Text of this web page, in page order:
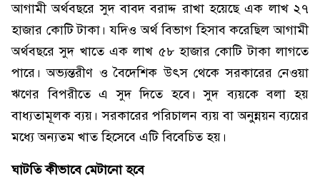
আগামী অর্থবছরে সুদ বাবদ বরাদ্দ রাখা হয়েছে এক লাখ ২৭
হাজার কোটি টাকা। যদিও অর্থ বিভাগ হিসাব করেছিল আগামী
অর্থবছরে সুদ খাতে এক লাখ ৫৮ হাজার কোটি টাকা লাগতে
পারে। অভ্যন্তরীণ ও বৈদেশিক উৎস থেকে সরকারের নেওয়া
ঋণের বিপরীতে এ সুদ দিতে হবে। সুদ ব্যয়কে বলা হয়
বাধ্যতামূলক ব্যয়। সরকারের পরিচালন ব্যয় বা অনুন্নয়ন ব্যয়ের
মধ্যে অন্যতম খাত হিসেবে এটি বিবেচিত হয়।
ঘাটতি কীভাবে মেটানো হবে